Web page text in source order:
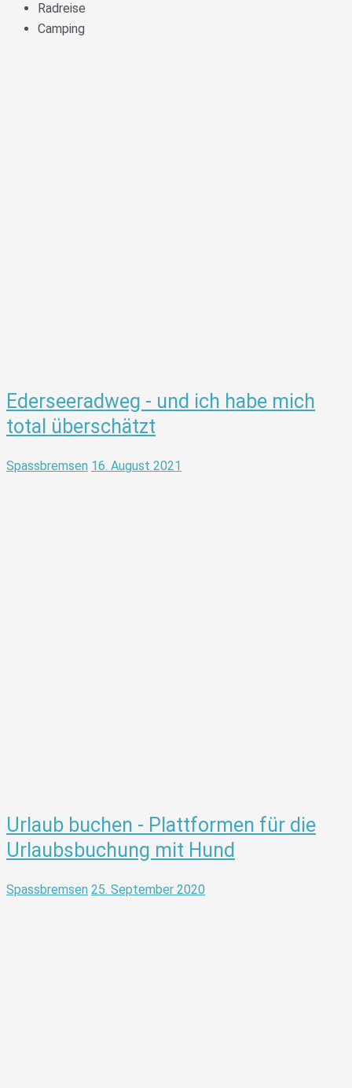
Radreise
Camping
Ederseeradweg - und ich habe mich
total überschätzt
Spassbremsen 16. August 2021
Urlaub buchen - Plattformen für die
Urlaubsbuchung mit Hund
Spassbremsen 25. September 2020